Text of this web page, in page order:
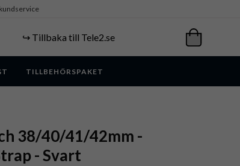
↪️ Tillbaka till Tele2.se
TILLBEHÖRSPAKET
38/40/41/42mm -
- Svart